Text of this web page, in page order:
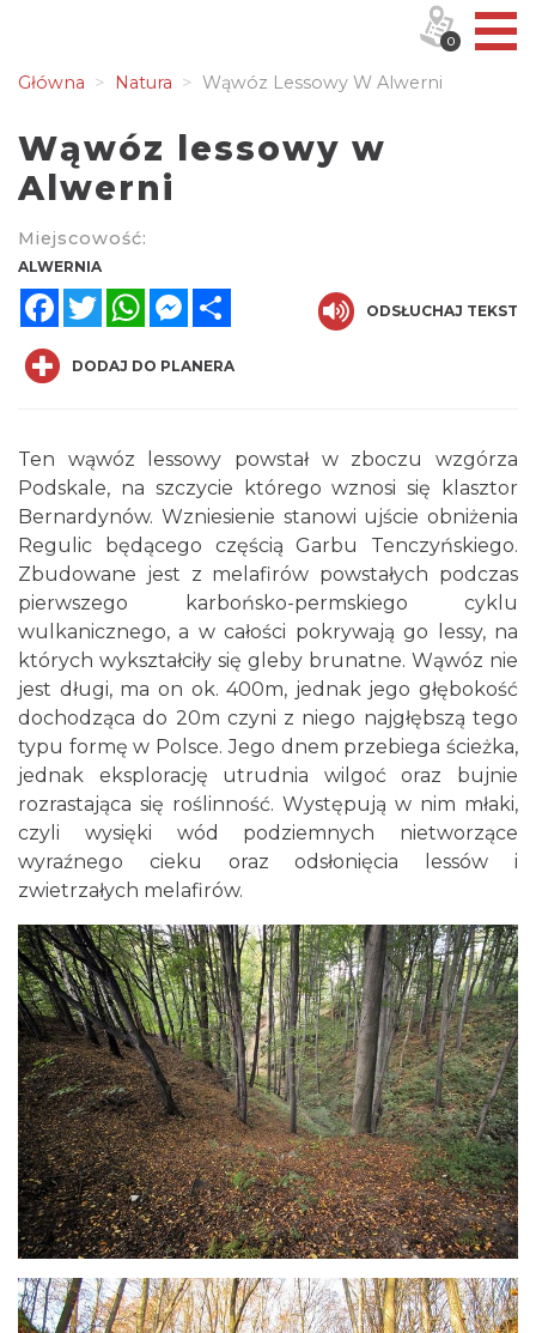
Główna Natura Wąwóz Lessowy W Alwerni
Wąwóz lessowy w
Alwerni
Miejscowość:
ALWERNIA
FacebookTwitterWhatsAppMessenger
ODSŁUCHAJ TEKST
DODAJ DO PLANERA
Ten wąwóz lessowy powstał w zboczu wzgórza
Podskale, na szczycie którego wznosi się klasztor
Bernardynów. Wzniesienie stanowi ujście obniżenia
Regulic będącego częścią Garbu Tenczyńskiego.
Zbudowane jest z melafirów powstałych podczas
pierwszego karbońsko-permskiego cyklu
wulkanicznego, a w całości pokrywają go lessy, na
których wykształciły się gleby brunatne. Wąwóz nie
jest długi, ma on ok. 400m, jednak jego głębokość
dochodząca do 20m czyni z niego najgłębszą tego
typu formę w Polsce. Jego dnem przebiega ścieżka,
jednak eksplorację utrudnia wilgoć oraz bujnie
rozrastająca się roślinność. Występują w nim młaki,
czyli wysięki wód podziemnych nietworzące
wyraźnego cieku oraz odsłonięcia lessów i
zwietrzałych melafirów.
0